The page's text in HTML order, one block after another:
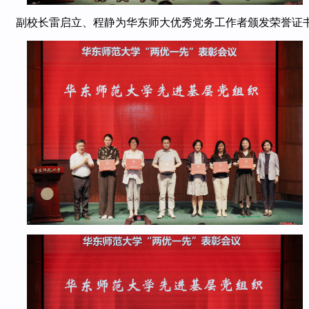
副校长雷启立、程静为华东师大优秀党务工作者颁发荣誉证